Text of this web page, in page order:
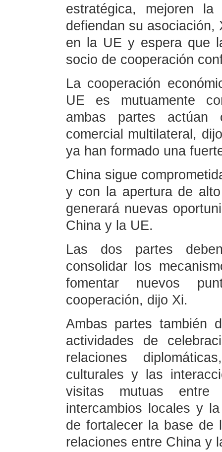
estratégica, mejoren
defiendan su asociación,
en la UE y espera que
socio de cooperación
La cooperación
UE es mutuamente
ambas partes actúan
comercial multilateral,
ya han formado una
China sigue
y con la apertura de
generará nuevas
China y la UE.
Las dos partes
consolidar los
fomentar nuevos
cooperación, dijo Xi.
Ambas partes también
actividades de
relaciones
culturales y las
visitas mutuas
intercambios locales y
de fortalecer la base de
relaciones entre China y